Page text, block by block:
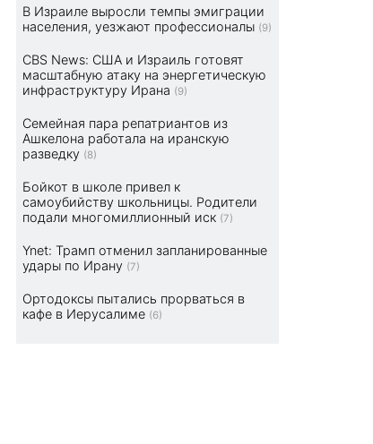
В Израиле выросли темпы эмиграции
населения, уезжают профессионалы (9)
CBS News: США и Израиль готовят
масштабную атаку на энергетическую
инфраструктуру Ирана (9)
Семейная пара репатриантов из
Ашкелона работала на иранскую
разведку (8)
Бойкот в школе привел к
самоубийству школьницы. Родители
подали многомиллионный иск (7)
Ynet: Трамп отменил запланированные
удары по Ирану (7)
Ортодоксы пытались прорваться в
кафе в Иерусалиме (6)